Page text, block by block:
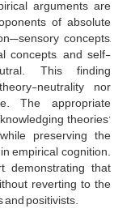
arguments are
of absolute
concepts,
concepts, and self-
This finding
neutrality nor
The appropriate
theories’
preserving the
empirical cognition.
demonstrating that
reverting to the
positivists.